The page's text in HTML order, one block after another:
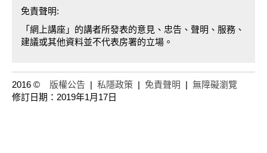
免責聲明:
「網上講座」的講者所發表的意見、忠告、聲明、服務、
建議或其他資料並不代表房署的立場。
2016 © 版權公告 | 私隱政策 | 免責聲明 | 無障礙瀏覽
修訂日期：2019年1月17日